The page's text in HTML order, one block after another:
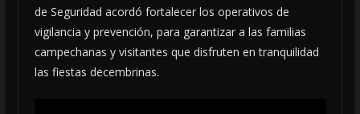
de Seguridad acordó fortalecer los operativos de
vigilancia y prevención, para garantizar a las familias
campechanas y visitantes que disfruten en tranquilidad
las fiestas decembrinas.